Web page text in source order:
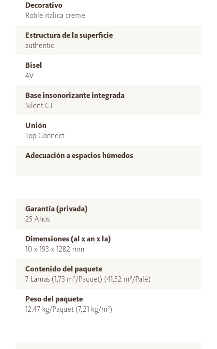
Decorativo
Roble italica creme
Estructura de la superficie
authentic
Bisel
4V
Base insonorizante integrada
Silent CT
Unión
Top Connect
Adecuación a espacios húmedos
–
Garantía (privada)
25 Años
Dimensiones (al x an x la)
10 x 193 x 1282 mm
Contenido del paquete
7 Lamas (1,73 m²/Paquet) (41,52 m²/Palé)
Peso del paquete
12,47 kg/Paquet (7,21 kg/m²)